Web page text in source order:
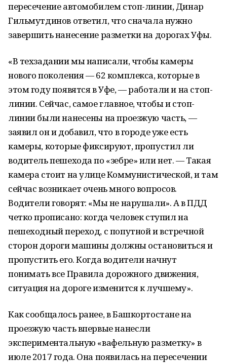
пересечение автомобилем стоп-линии, Динар
Гильмутдинов ответил, что сначала нужно
завершить нанесение разметки на дорогах Уфы.
«В техзадании мы написали, чтобы камеры
нового поколения — 62 комплекса, которые в
этом году появятся в Уфе, — работали и на стоп-
линии. Сейчас, самое главное, чтобы и стоп-
линии были нанесены на проезжую часть, —
заявил он и добавил, что в городе уже есть
камеры, которые фиксируют, пропустил ли
водитель пешехода по «зебре» или нет. — Такая
камера стоит на улице Коммунистической, и там
сейчас возникает очень много вопросов.
Водители говорят: «Мы не нарушали». А в ПДД
четко прописано: когда человек ступил на
пешеходный переход, с попутной и встречной
сторон дороги машины должны остановиться и
пропустить его. Когда водители начнут
понимать все Правила дорожного движения,
ситуация на дороге изменится к лучшему».
Как сообщалось ранее, в Башкортостане на
проезжую часть впервые нанесли
экспериментальную «вафельную разметку» в
июле 2017 года. Она появилась на пересечении